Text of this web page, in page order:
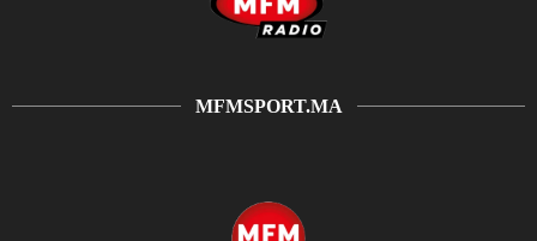
MFMSPORT.MA